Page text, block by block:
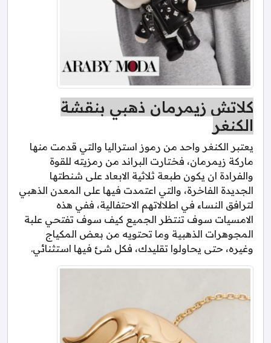
كلاتش زيمرمان ذهبي بنقشة
الكنغر
يعتبر الكنغر واحد من رموز استراليا والتي قدمت منها
ماركة زيمرمان، فختارت البراند من رمزيته للقوة
والفرادة ان يكون طبعة ثلاثية الابعاد على شنطتها
الجديدة الفاخرة، والتي اعتمدت فيها على المعدن الذهبي
لترافق النساء في اطلالاتهم الاحتفالية، ففي هذه
الامسيات سوف تنتظر الجميع كيف سوف تفتحي علبة
المجوهرات الذهبية وما تحتويه من بعض المكياج
وغيره، حتى يحاولوا تقليدك، فكل شئ فيها استثنائي.